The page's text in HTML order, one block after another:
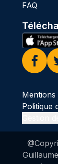
FAQ
Mentions
Politique